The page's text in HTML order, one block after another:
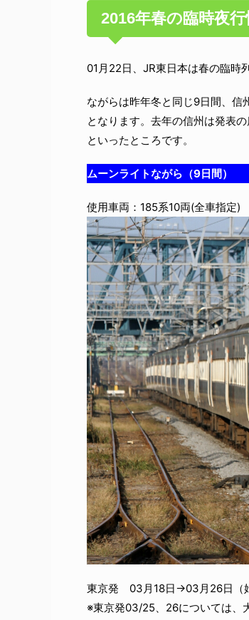
2016年春の臨時夜
01月22日、JR東日本は春の臨時
ながらは昨年冬と同じ9日間、
となります。去年の信州は発表
といったところです。
ムーンライトながら（9日間）
使用車両：185系10両(全車指定)
東京発 03月18日→03月26日（
※東京発03/25、26については、